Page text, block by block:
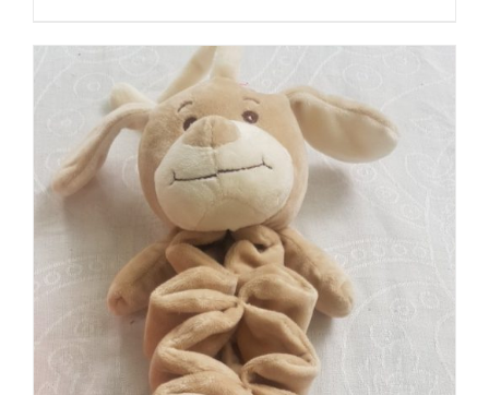
AÑADIR AL CARRITO DETALLES